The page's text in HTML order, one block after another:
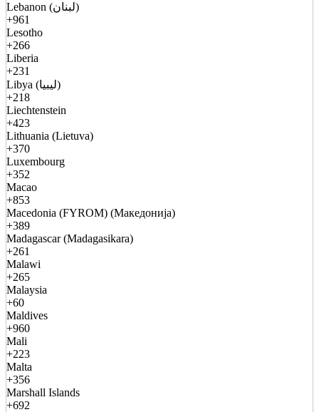
Lebanon (لبنان)
+961
Lesotho
+266
Liberia
+231
Libya (ليبيا)
+218
Liechtenstein
+423
Lithuania (Lietuva)
+370
Luxembourg
+352
Macao
+853
Macedonia (FYROM) (Македонија)
+389
Madagascar (Madagasikara)
+261
Malawi
+265
Malaysia
+60
Maldives
+960
Mali
+223
Malta
+356
Marshall Islands
+692